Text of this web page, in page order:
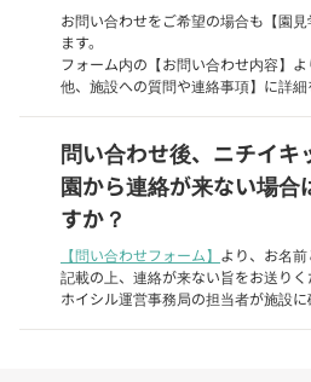
お問い合わせをご希望の場合も【園
ます。
フォーム内の【お問い合わせ内容】
他、施設への質問や連絡事項】に詳細
問い合わせ後、ニチイキ
園から連絡が来ない場合
すか？
【問い合わせフォーム】 より、お名
記載の上、連絡が来ない旨をお送りく
ホイシル運営事務局の担当者が施設に